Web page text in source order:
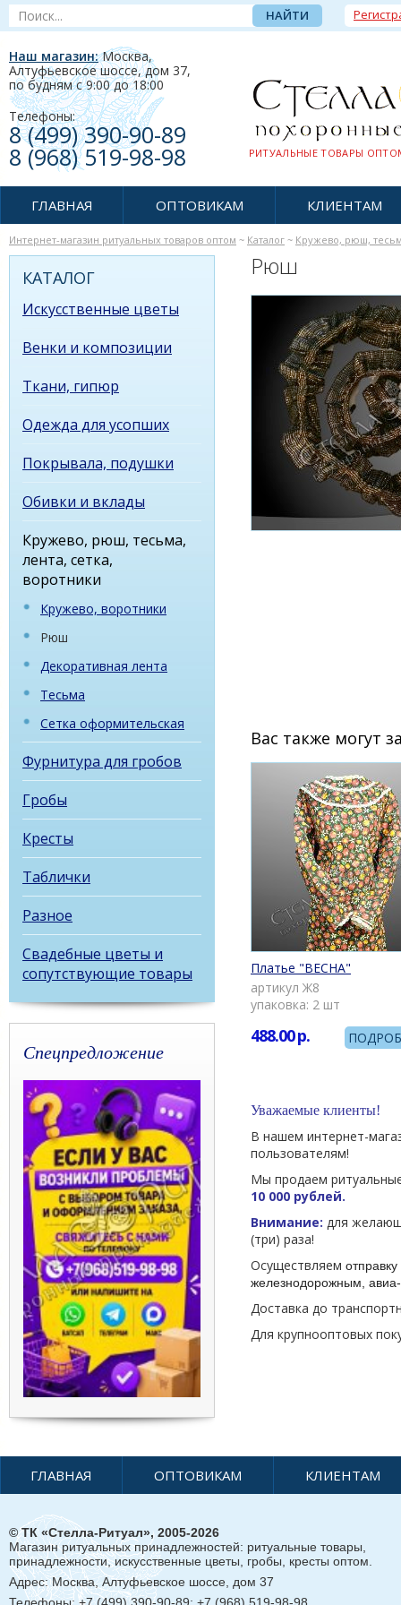
РИТУАЛЬНЫЕ ТОВАРЫ
Наш магазин:Москва,
Алтуфьевское шоссе, дом 37,
по будням c 9:00 до 18:00
Телефоны:
8 (499) 390-90-89
8 (968) 519-98-98
ГЛАВНАЯ ОПТОВИКАМ КЛИЕНТАМ
Интернет-магазин ритуальных товаров оптом ~ Каталог ~ Кружево, рюш,
КАТАЛОГ
Искусственные цветы
Венки и композиции
Ткани, гипюр
Одежда для усопших
Покрывала, подушки
Обивки и вклады
Кружево, рюш, тесьма,
лента, сетка,
воротники
Кружево, воротники
Рюш
Декоративная лента
Тесьма
Сетка оформительская
Фурнитура для гробов
Гробы
Кресты
Таблички
Разное
Свадебные цветы и
сопутствующие товары
Спецпредложение
Рюш
Вас также могут
Платье "ВЕСНА"
артикул Ж8
упаковка: 2 шт
488.00р.
Уважаемые клиенты!
В нашем интернет-
пользователям!
Мы продаем
10 000 рублей.
Внимание: для
(три) раза!
Осуществляем
железнодорожным,
Доставка до
Для крупнооптовых
ГЛАВНАЯ ОПТОВИКАМ КЛИЕНТАМ
© ТК «Стелла-Ритуал», 2005-2026
Магазин ритуальных принадлежностей: ритуальные товары,
принадлежности, искусственные цветы, гробы, кресты оптом.
Адрес:Москва, Алтуфьевское шоссе, дом 37